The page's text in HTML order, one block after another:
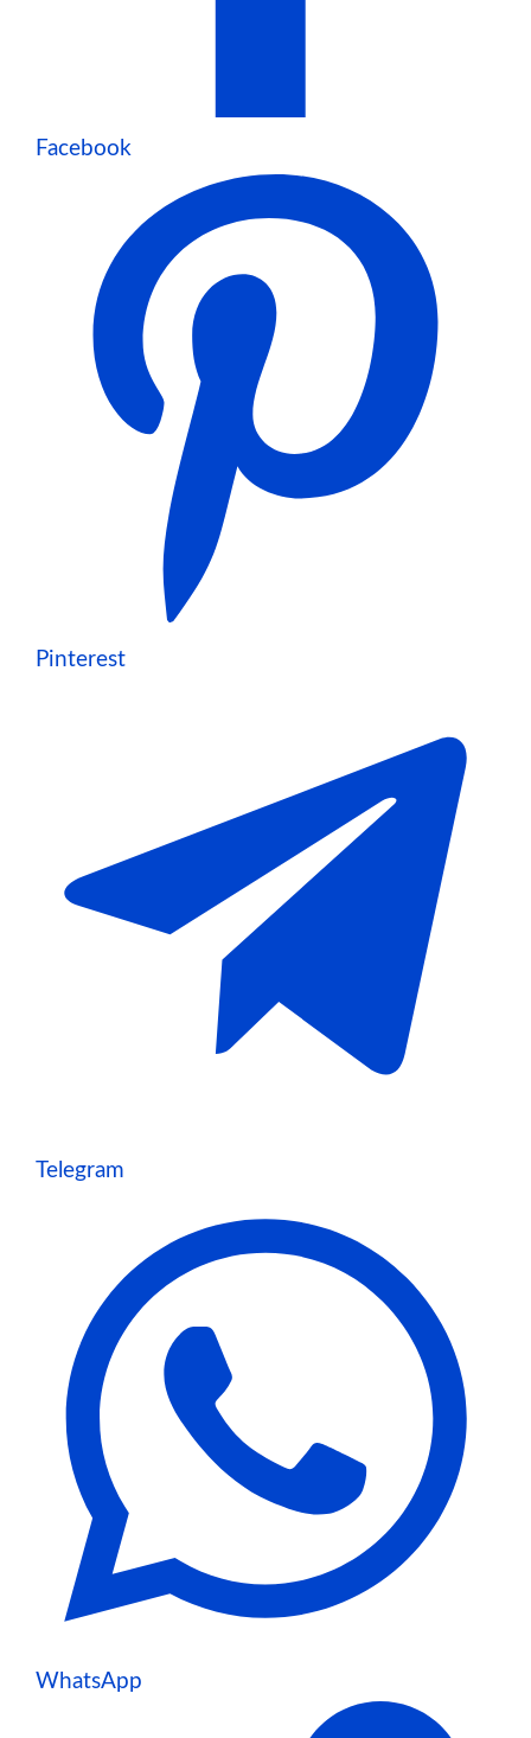
Facebook
Pinterest
Telegram
WhatsApp